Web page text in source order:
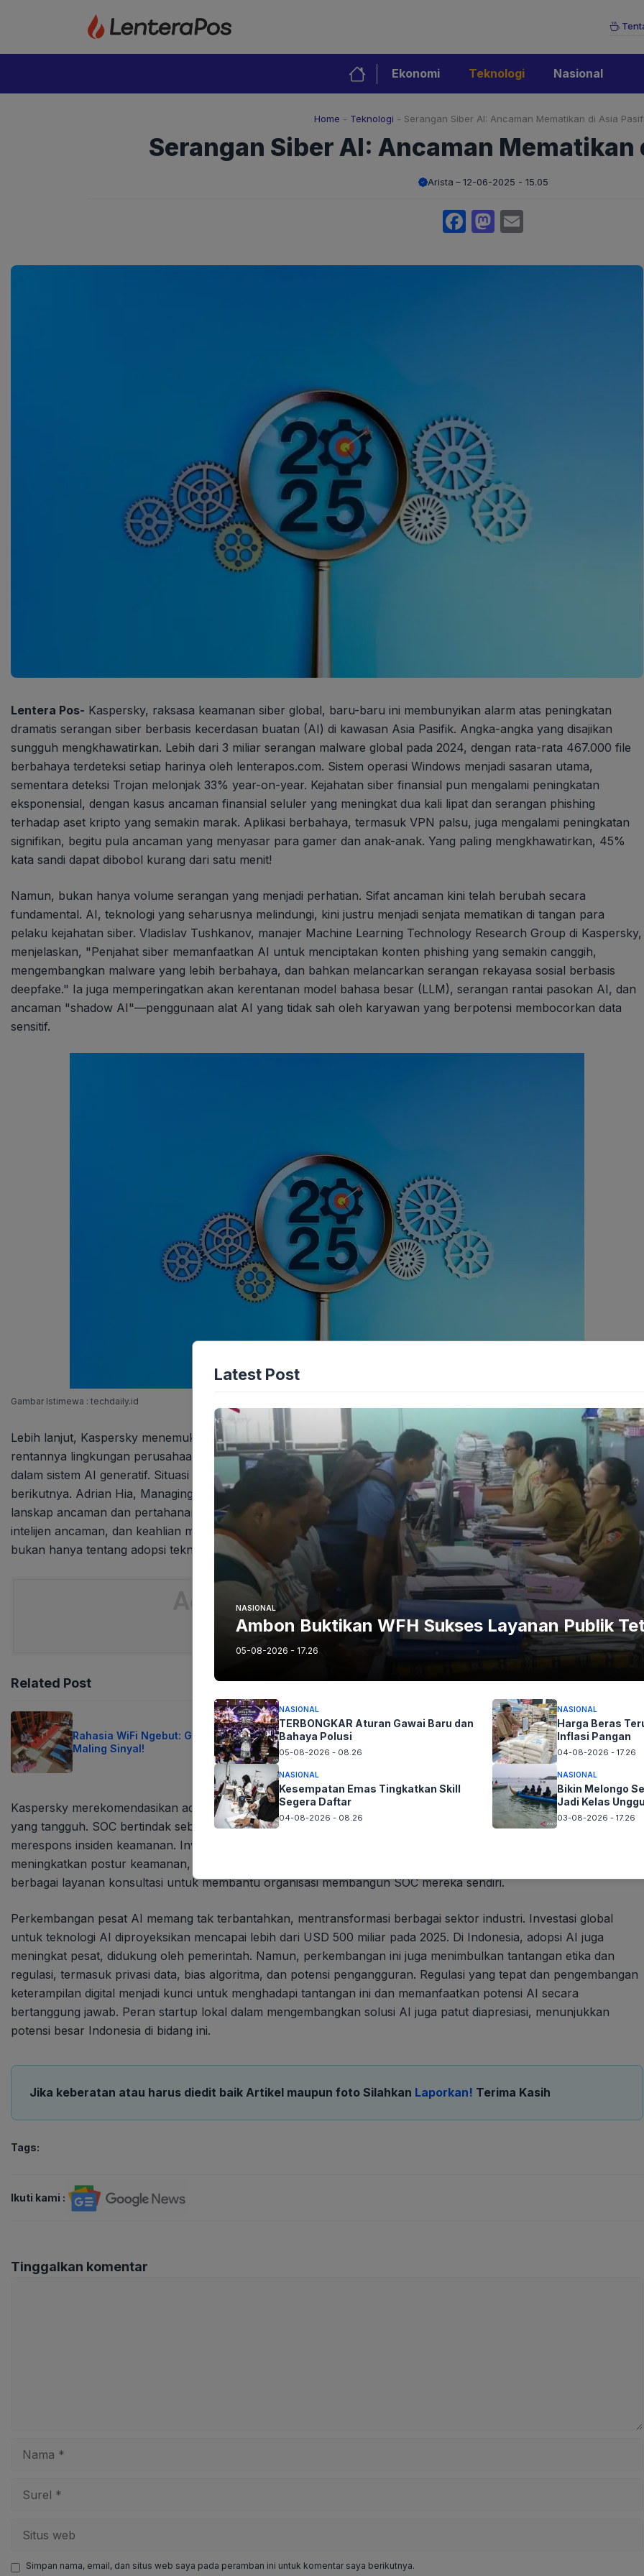
Ekonomi Teknologi Nasional
Home - Teknologi - Serangan Siber AI: Ancaman Mematikan di Asia
Serangan Siber AI: Ancaman
Arista 12-06-2025 - 15.05
Facebook
Mastodon
Lentera Pos- Kaspersky, raksasa keamanan siber global, baru-baru ini membunyikan alarm atas peningkatan
dramatis serangan siber berbasis kecerdasan buatan (AI) di kawasan Asia Pasifik. Angka-angka yang disajikan
sungguh mengkhawatirkan. Lebih dari 3 miliar serangan malware global pada 2024, dengan rata-rata 467.000 file
berbahaya terdeteksi setiap harinya oleh lenterapos.com. Sistem operasi Windows menjadi sasaran utama,
sementara deteksi Trojan melonjak 33% year-on-year. Kejahatan siber finansial pun mengalami peningkatan
eksponensial, dengan kasus ancaman finansial seluler yang meningkat dua kali lipat dan serangan phishing
terhadap aset kripto yang semakin marak. Aplikasi berbahaya, termasuk VPN palsu, juga mengalami peningkatan
signifikan, begitu pula ancaman yang menyasar para gamer dan anak-anak. Yang paling mengkhawatirkan, 45%
kata sandi dapat dibobol kurang dari satu menit!
Namun, bukan hanya volume serangan yang menjadi perhatian. Sifat ancaman kini telah berubah secara
fundamental. AI, teknologi yang seharusnya melindungi, kini justru menjadi senjata mematikan di tangan para
pelaku kejahatan siber. Vladislav Tushkanov, manajer Machine Learning Technology Research Group di Kaspersky,
menjelaskan, "Penjahat siber memanfaatkan AI untuk menciptakan konten phishing yang semakin canggih,
mengembangkan malware yang lebih berbahaya, dan bahkan melancarkan serangan rekayasa sosial berbasis
deepfake." Ia juga memperingatkan akan kerentanan model bahasa besar (LLM), serangan rantai pasokan AI, dan
ancaman "shadow AI"—penggunaan alat AI yang tidak sah oleh karyawan yang berpotensi membocorkan data
sensitif.
Gambar Istimewa : techdaily.id
Lebih lanjut, Kaspersky menemukan model AI berbahaya yang dihosting di repositori publik, menunjukkan betapa
rentannya lingkungan perusahaan terhadapprompt injection, halusinasi AI, dan pengelolaan akun yang tidak aman
dalam sistem AI generatif. Situasi ini menekankan perlunya evolusi Pusat Operasi Keamanan (SOC) generasi
berikutnya. Adrian Hia, Managing Director Kaspersky untuk Asia Pasifik, menegaskan, "AI telah membentuk ulang
lanskap ancaman dan pertahanan. Organisasi membutuhkan SOC cerdas yang menggabungkan otomatisasi,
intelijen ancaman, dan keahlian manusia untuk bertahan." Intinya, menurut Kaspersky, ketahanan siber di era AI
bukan hanya tentang adopsi teknologi, tetapi juga tentang mengamankannya.
Related Post
Rahasia WiFi Ngebut: Ganti Password Anti
Maling Sinyal!
Panik iPhone Error? Jurus Jitu Restart Paksa Ini
Kaspersky merekomendasikan adopsi strategi keamanan siber yang mendukung AI, termasuk pembangunan SOC
yang tangguh. SOC bertindak sebagai pusat komando terpusat, memantau, mendeteksi, menganalisis, dan
merespons insiden keamanan. Investasi pada sumber daya manusia, teknologi, dan strategi yang tepat akan
meningkatkan postur keamanan, mengurangi risiko, dan melindungi data sensitif. Kaspersky sendiri menawarkan
berbagai layanan konsultasi untuk membantu organisasi membangun SOC mereka sendiri.
Perkembangan pesat AI memang tak terbantahkan, mentransformasi berbagai sektor industri. Investasi global
untuk teknologi AI diproyeksikan mencapai lebih dari USD 500 miliar pada 2025. Di Indonesia, adopsi AI juga
meningkat pesat, didukung oleh pemerintah. Namun, perkembangan ini juga menimbulkan tantangan etika dan
regulasi, termasuk privasi data, bias algoritma, dan potensi pengangguran. Regulasi yang tepat dan pengembangan
keterampilan digital menjadi kunci untuk menghadapi tantangan ini dan memanfaatkan potensi AI secara
bertanggung jawab. Peran startup lokal dalam mengembangkan solusi AI juga patut diapresiasi, menunjukkan
potensi besar Indonesia di bidang ini.
Jika keberatan atau harus diedit baik Artikel maupun foto Silahkan Laporkan! Terima Kasih
Tags:
Ikuti kami :
Tinggalkan komentar
Simpan nama, email, dan situs web saya pada peramban ini untuk komentar saya berikutnya.
Latest Post
NASIONAL
Ambon Buktikan WFH Sukses Layanan Publik
05-08-2026 - 17.26
NASIONAL
TERBONGKAR Aturan Gawai Baru dan
Bahaya Polusi
05-08-2026 - 08.26
NASIONAL
Harga Beras
Inflasi Pangan
04-08-2026 - 17.26
NASIONAL
Kesempatan Emas Tingkatkan Skill
Segera Daftar
04-08-2026 - 08.26
NASIONAL
Bikin Melongo
Jadi Kelas
03-08-2026 - 17.26